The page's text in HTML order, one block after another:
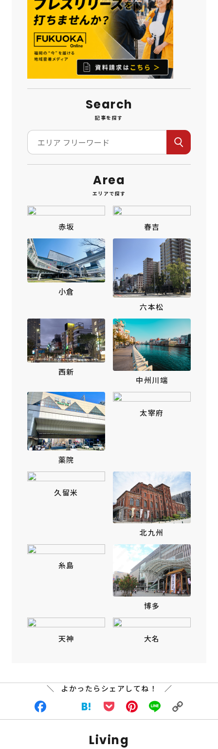
Search
記事を探す
Area
エリアで探す
赤坂 春吉
小倉
六本松
西新
中州川端
薬院
太宰府
久留米
北九州
糸島
博多
天神 大名
よかったらシェアしてね！
Facebook
X HatenaPocketPinterest
Line Copy
Living